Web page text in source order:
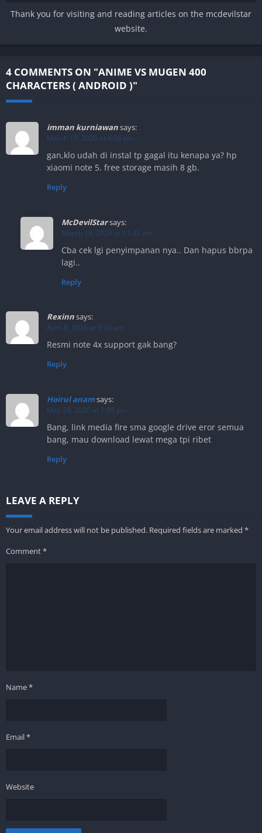
Thank you for visiting and reading articles on the mcdevilstar
website.
4 COMMENTS ON "ANIME VS MUGEN 400
CHARACTERS ( ANDROID )"
imman kurniawansays:
March 17, 2020 at 4:06 pm
gan,klo udah di instal tp gagal itu kenapa ya? hp
xiaomi note 5. free storage masih 8 gb.
Reply
McDevilStarsays:
March 18, 2020 at 11:42 am
Cba cek lgi penyimpanan nya.. Dan hapus bbrpa
lagi..
Reply
Rexinnsays:
April 8, 2020 at 9:38 am
Resmi note 4x support gak bang?
Reply
Hoirul anamsays:
May 29, 2020 at 1:09 pm
Bang, link media fire sma google drive eror semua
bang, mau download lewat mega tpi ribet
Reply
LEAVE A REPLY
Your email address will not be published. Required fields are marked *
Comment*
Name*
Email*
Website